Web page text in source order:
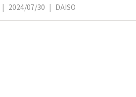
| 2024/07/30 | DAISO